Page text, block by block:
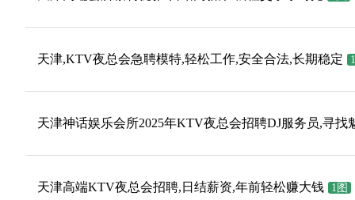
天津,KTV夜总会急聘模特,轻松工作,安全合法,长期稳定
天津神话娱乐会所2025年KTV夜总会招聘DJ服务员,寻找
天津高端KTV夜总会招聘,日结薪资,年前轻松赚大钱 1图